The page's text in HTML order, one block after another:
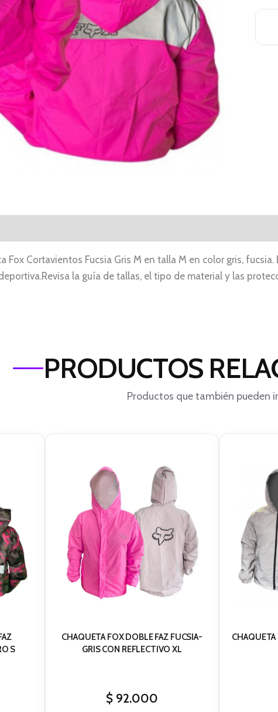
Fox Cortavientos Fucsia Gris M en talla M en color gris,
la guía de tallas, el tipo de material y las
PRODUCTOS
Productos que también pueden
S
CHAQUETA FOX DOBLE FAZ FUCSIA-
GRIS CON REFLECTIVO XL
$ 92.000
CHAQUETA